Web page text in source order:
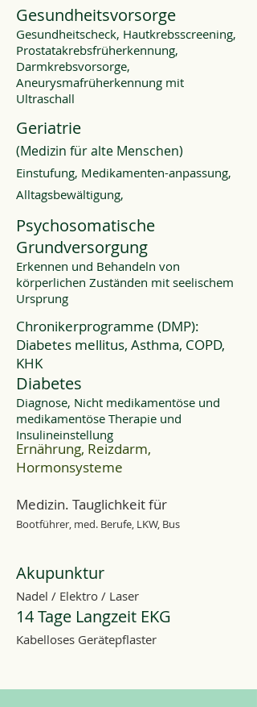
Gesundheitsvorsorge​
Gesundheitscheck, Hautkrebsscreening,
Prostatakrebsfrüherkennung,
Darmkrebsvorsorge,
Aneurysmafrüherkennung mit
Ultraschall
Geriatrie
(Medizin für alte Menschen)
Einstufung, Medikamenten-anpassung,
Alltagsbewältigung,
Psychosomatische
Grundversorgung
Erkennen und Behandeln von
körperlichen Zuständen mit seelischem
Ursprung
Chronikerprogramme (DMP):
Diabetes mellitus, Asthma, COPD,
KHK
Diabetes
Diagnose, Nicht medikamentöse und
medikamentöse Therapie und
Insulineinstellung
Ernährung, Reizdarm,
Hormonsysteme
Medizin. Tauglichkeit für
Bootführer, med. Berufe, LKW, Bus
Akupunktur
Nadel / Elektro / Laser
14 Tage Langzeit EKG
Kabelloses Gerätepflaster